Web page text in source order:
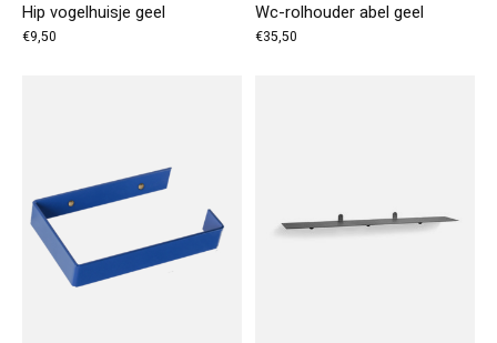
Hip vogelhuisje geel
€9,50
Wc-rolhouder abel geel
€35,50